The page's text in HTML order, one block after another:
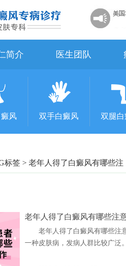
简介 医生团队
风 双手白癜风 双腿
标签 > 老年人得了白癜风有哪些注
老年人得了白癜风有哪些注
老年人得了白癜风有哪些注
一种皮肤病，发病人群比较广泛